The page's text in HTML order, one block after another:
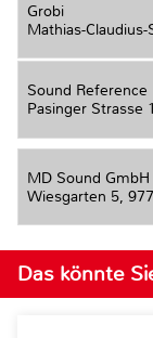
Grobi
Mathias-Claudius-
Sound Reference
Pasinger Strasse
MD Sound GmbH
Wiesgarten 5,
Das könnte